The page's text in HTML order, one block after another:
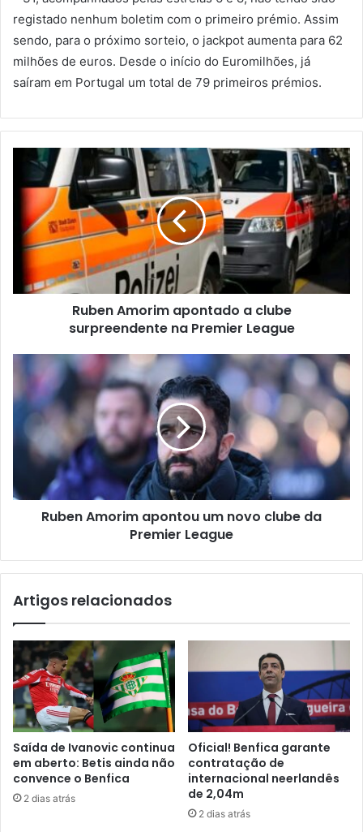
registado nenhum boletim com o primeiro prémio. Assim
sendo, para o próximo sorteio, o jackpot aumenta para 62
milhões de euros. Desde o início do Euromilhões, já
saíram em Portugal um total de 79 primeiros prémios.
Ruben Amorim apontado a clube
surpreendente na Premier League
Ruben Amorim apontou um novo clube da
Premier League
Artigos relacionados
Saída de Ivanovic continua
em aberto: Betis ainda não
convence o Benfica
2 dias atrás
Oficial! Benfica garante
contratação de
internacional neerlandês
de 2,04m
2 dias atrás